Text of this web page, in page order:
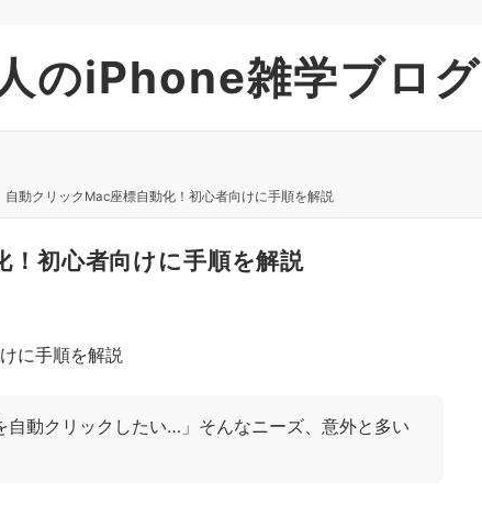
のiPhone雑学ブログ
自動クリックMac座標自動化！初心者向けに手順を解説
初心者向けに手順を解説
自動クリックしたい…」そんなニーズ、意外と多い